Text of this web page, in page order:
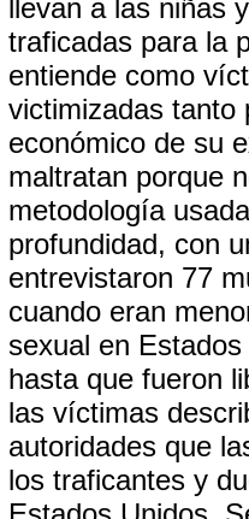
llevan a las niñas
traficadas para la
entiende como
victimizadas tanto
económico de su
maltratan porque
metodología
profundidad, con
entrevistaron 77
cuando eran
sexual en
hasta que fueron
las víctimas
autoridades que
los traficantes y